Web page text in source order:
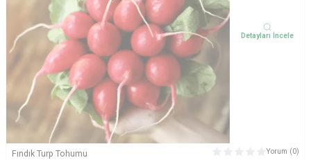
Detayları İncele
Fındık Turp Tohumu Yorum (0)